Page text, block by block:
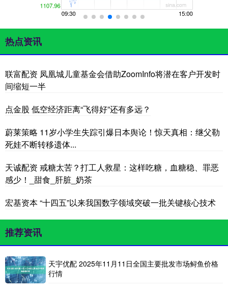
热点资讯
联富配资 凤凰城儿童基金会借助ZoomInfo将潜在客户开发时
间缩短一半
点金股 低空经济距离“飞得好”还有多远？
蔚莱策略 11岁小学生失踪引爆日本舆论！惊天真相：继父勒
死娃不断转移遗体...
天诚配资 戒糖太苦？打工人救星：这样吃糖，血糖稳、罪恶
感少！_甜食_肝脏_奶茶
宏基资本 “十四五”以来我国数字领域突破一批关键核心技术
推荐资讯
天宇优配 2025年11月11日全国主要批发市场鲟鱼价格
行情